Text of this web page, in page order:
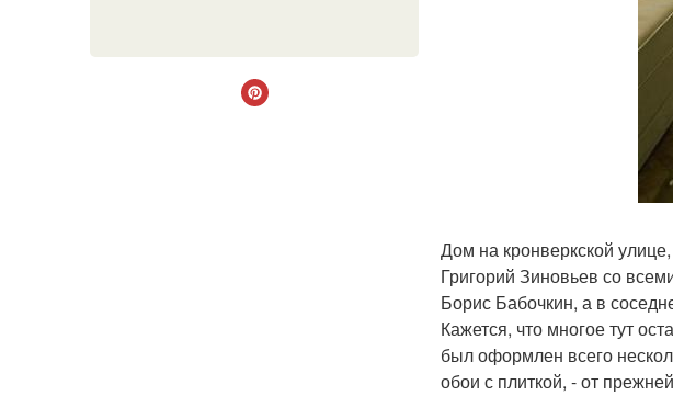
Дом на кронверкской
Григорий Зиновьев со
Борис Бабочкин, а в
Кажется, что многое тут
был оформлен всего
обои с плиткой, - от